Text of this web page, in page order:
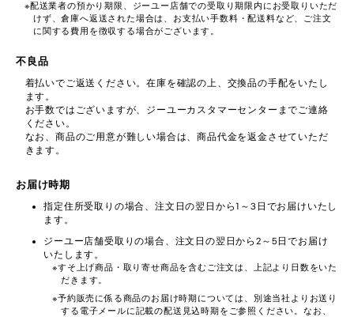
配送業者の預かり期限、ジーユー店舗での受取り期限内にお受取りいただ
けず、倉庫へ返送された場合は、お支払い手数料・配送料など、ご注文
に関する費用を徴収する場合がございます。
不良品
着払いでご返送ください。在庫を確認の上、交換品の手配をいたし
ます。
お手数ではございますが、ジーユーカスタマーセンターまでご連絡
ください。
なお、商品のご用意が難しい場合は、商品代金を返金させていただ
きます。
お届け時期
指定住所受取りの場合、注文日の翌日から1～3日でお届けいたし
ます。
ジーユー店舗受取りの場合、注文日の翌日から2～5日でお届け
いたします。
すそ上げ商品・取り寄せ商品を含むご注文は、上記より日数をいた
だきます。
予約販売に係る商品のお届け時期については、別途当社よりお送り
する電子メールに記載の配送見込時期をご参照ください。なお、